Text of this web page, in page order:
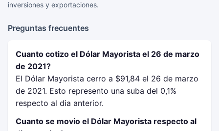
inversiones y exportaciones.
Preguntas frecuentes
Cuanto cotizo el Dólar Mayorista el 26 de marzo
de 2021?
El Dólar Mayorista cerro a $91,84 el 26 de marzo
de 2021. Esto represento una suba del 0,1%
respecto al dia anterior.
Cuanto se movio el Dólar Mayorista respecto al